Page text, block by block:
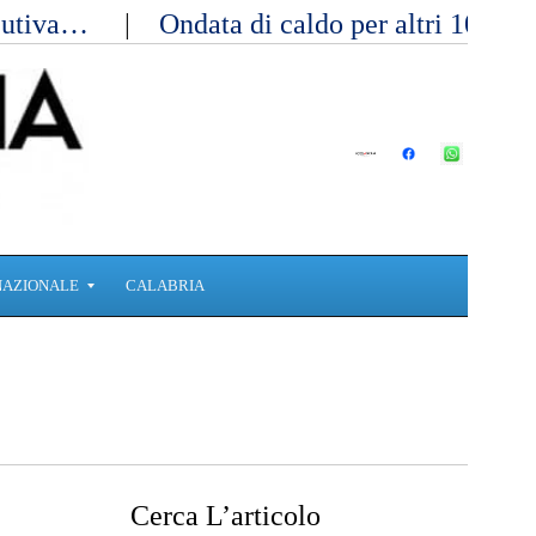
Ondata di caldo per altri 10
CALABRIA
Cerca L’articolo